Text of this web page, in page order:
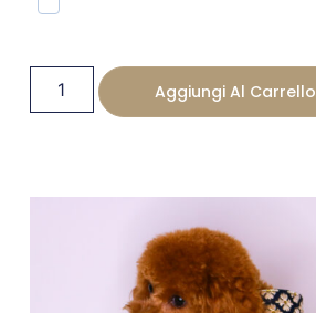
Aggiungi Al Carrello